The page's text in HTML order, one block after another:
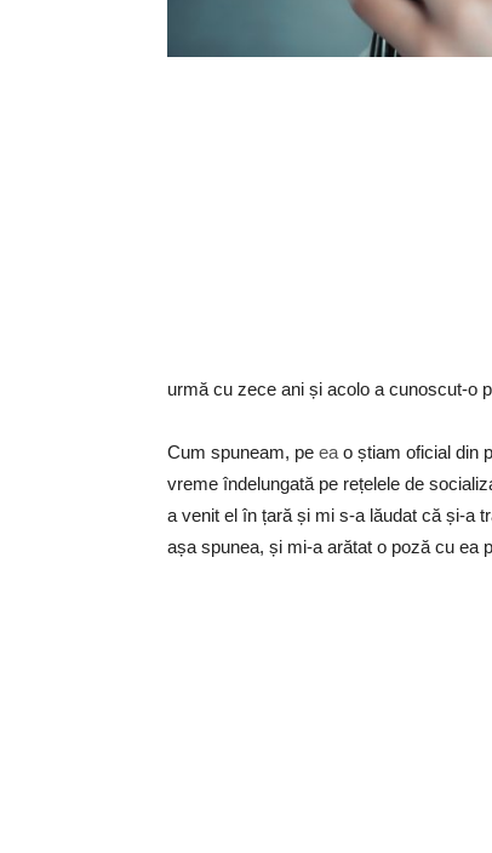
urmă cu zece ani și acolo a cunoscut-o
Cum spuneam, pe ea o știam oficial din
vreme îndelungată pe rețelele de
a venit el în țară și mi s-a lăudat că și-a
așa spunea, și mi-a arătat o poză cu ea